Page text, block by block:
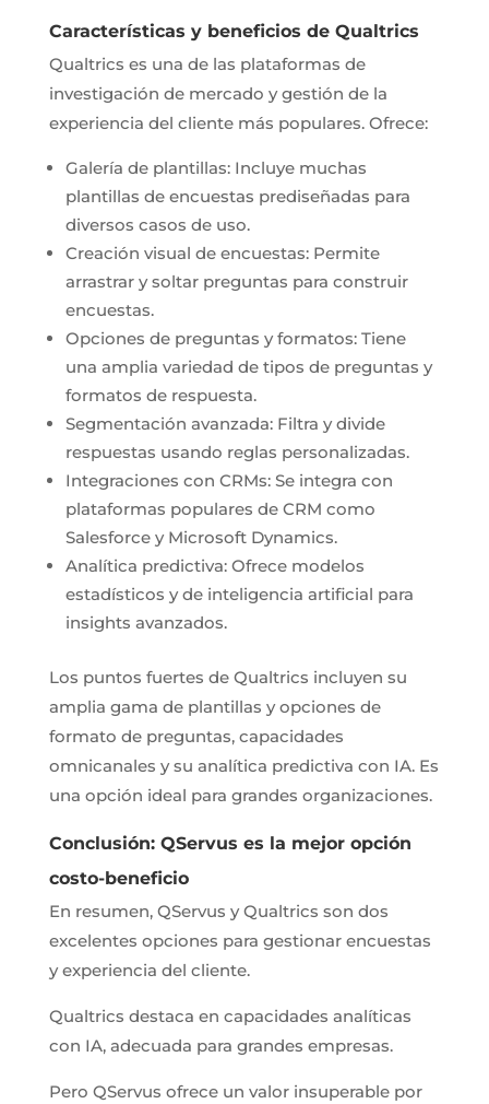
Características y beneficios de Qualtrics
Qualtrics es una de las plataformas de
investigación de mercado y gestión de la
experiencia del cliente más populares. Ofrece:
Galería de plantillas: Incluye muchas
plantillas de encuestas prediseñadas para
diversos casos de uso.
Creación visual de encuestas: Permite
arrastrar y soltar preguntas para construir
encuestas.
Opciones de preguntas y formatos: Tiene
una amplia variedad de tipos de preguntas y
formatos de respuesta.
Segmentación avanzada: Filtra y divide
respuestas usando reglas personalizadas.
Integraciones con CRMs: Se integra con
plataformas populares de CRM como
Salesforce y Microsoft Dynamics.
Analítica predictiva: Ofrece modelos
estadísticos y de inteligencia artificial para
insights avanzados.
Los puntos fuertes de Qualtrics incluyen su
amplia gama de plantillas y opciones de
formato de preguntas, capacidades
omnicanales y su analítica predictiva con IA. Es
una opción ideal para grandes organizaciones.
Conclusión: QServus es la mejor opción
costo-beneficio
En resumen, QServus y Qualtrics son dos
excelentes opciones para gestionar encuestas
y experiencia del cliente.
Qualtrics destaca en capacidades analíticas
con IA, adecuada para grandes empresas.
Pero QServus ofrece un valor insuperable por